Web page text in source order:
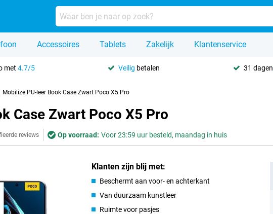
Accessoires Tablets Zakelijk Klantenservice
met 4.7/5 Veilig betalen 31 dagen
Mobilize PU-leer Book Case Zwart Poco X5 Pro
Case Zwart Poco X5 Pro
reviews Op voorraad: Voor 23:59 uur besteld, maandag in huis
Klanten zijn blij met:
Beschermt aan voor- en achterkant
Van duurzaam kunstleer
Ruimte voor pasjes